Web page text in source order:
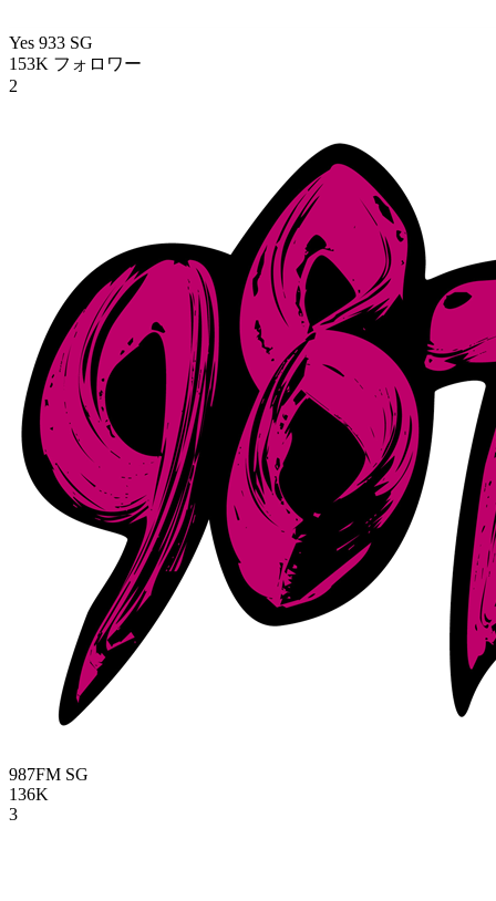
Yes 933 SG
153K フォロワー
2
987FM SG
136K
3